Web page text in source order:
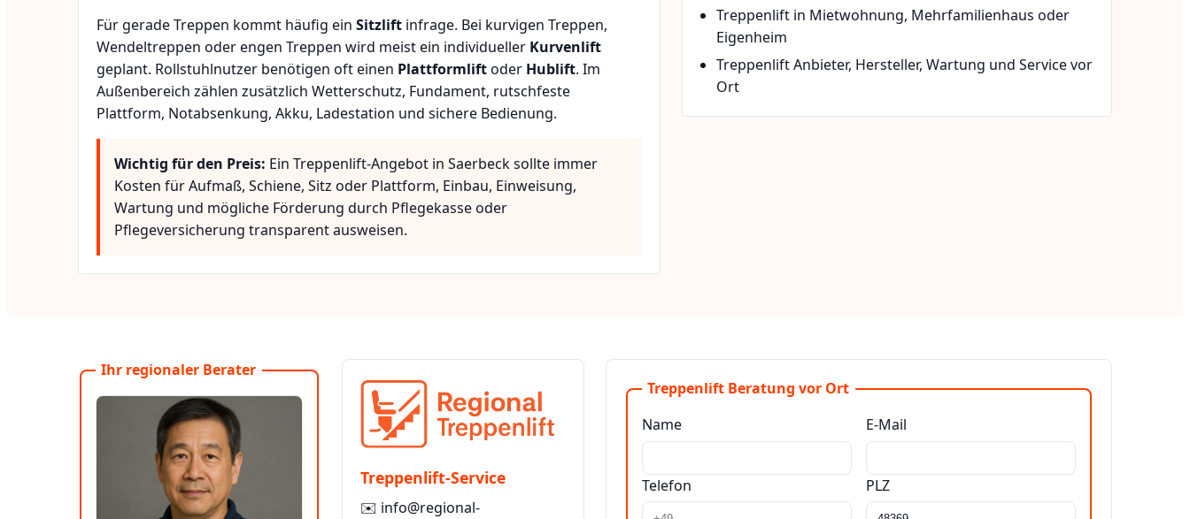
Für gerade Treppen kommt häufig ein Sitzlift infrage. Bei kurvigen Treppen,
Wendeltreppen oder engen Treppen wird meist ein individueller Kurvenlift
geplant. Rollstuhlnutzer benötigen oft einen Plattformliftoder Hublift. Im
Außenbereich zählen zusätzlich Wetterschutz, Fundament, rutschfeste
Plattform, Notabsenkung, Akku, Ladestation und sichere Bedienung.
Wichtig für den Preis: Ein Treppenlift-Angebot in Saerbeck sollte immer
Kosten für Aufmaß, Schiene, Sitz oder Plattform, Einbau, Einweisung,
Wartung und mögliche Förderung durch Pflegekasse oder
Pflegeversicherung transparent ausweisen.
Treppenlift in Mietwohnung, Mehrfamilienhaus oder
Eigenheim
Treppenlift Anbieter, Hersteller, Wartung und Service vor
Ort
Ihr regionaler Berater
Treppenlift-Service
✉️ info@regional-
Treppenlift Beratung vor Ort
Name
E-Mail
Telefon PLZ